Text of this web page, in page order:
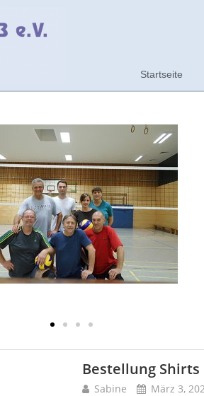
Startseite
Bestellung Shirts
Sabine März 3,